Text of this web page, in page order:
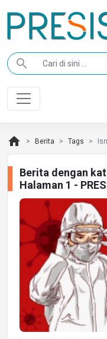
search
home Berita Tags
Berita dengan
Halaman 1 -